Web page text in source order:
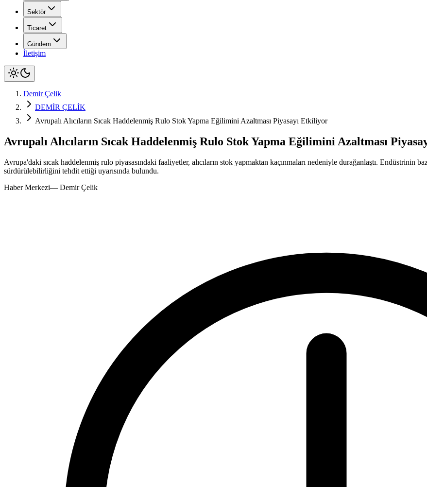
Sektör
Ticaret
Gündem
İletişim
Demir Çelik
DEMİR ÇELİK
Avrupalı Alıcıların Sıcak Haddelenmiş Rulo Stok Yapma Eğilimini Azaltması Piyasayı Etkiliyor
Avrupalı Alıcıların Sıcak Haddelenmiş Rulo Stok Yapma Eğilimini Azaltması
Avrupa'daki sıcak haddelenmiş rulo piyasasındaki faaliyetler, alıcıların stok yapmaktan kaçınmaları nedeniyle durağanlaştı. Endüstrinin
sürdürülebilirliğini tehdit ettiği uyarısında bulundu.
Haber Merkezi— Demir Çelik